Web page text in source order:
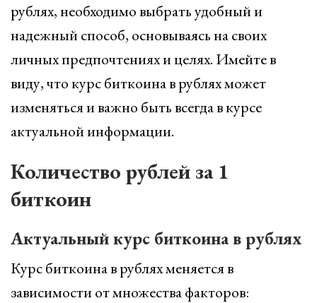
рублях, необходимо выбрать удобный и
надежный способ, основываясь на своих
личных предпочтениях и целях. Имейте в
виду, что курс биткоина в рублях может
изменяться и важно быть всегда в курсе
актуальной информации.
Количество рублей за 1
биткоин
Актуальный курс биткоина в рублях
Курс биткоина в рублях меняется в
зависимости от множества факторов: